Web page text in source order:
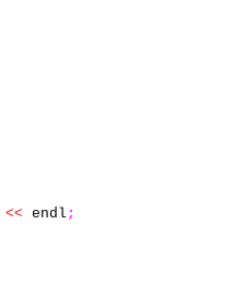
<< endl ;